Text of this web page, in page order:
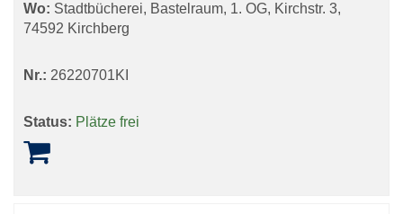
Wo: Stadtbücherei, Bastelraum, 1. OG, Kirchstr. 3,
74592 Kirchberg
Nr.: 26220701KI
Status: Plätze frei